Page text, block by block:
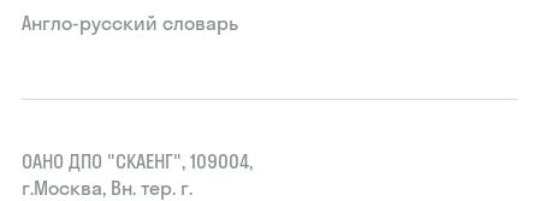
Англо-русский словарь
ОАНО ДПО "СКАЕНГ", 109004,
г.Москва, Вн. тер. г.